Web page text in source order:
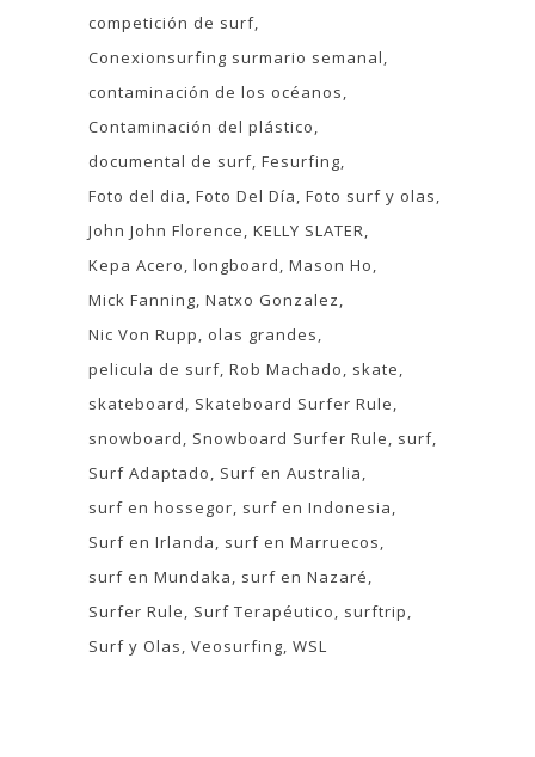
competición de surf
Conexionsurfing surmario semanal
contaminación de los océanos
Contaminación del plástico
documental de surf Fesurfing
Foto del dia Foto Del Día Foto surf y olas
John John Florence KELLY SLATER
Kepa Acero longboard Mason Ho
Mick Fanning Natxo Gonzalez
Nic Von Rupp
olas grandes
pelicula de surf Rob Machado
skate
skateboard
Skateboard Surfer Rule
snowboard
Snowboard Surfer Rule
surf
Surf Adaptado
Surf en Australia
surf en hossegor surf en Indonesia
Surf en Irlanda
surf en Marruecos
surf en Mundaka
surf en Nazaré
Surfer Rule
Surf Terapéutico
surftrip
Surf y Olas Veosurfing WSL